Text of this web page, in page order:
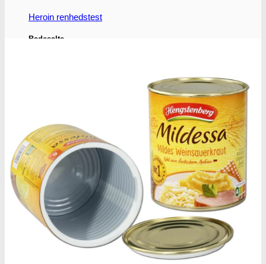
Heroin renhedstest
Badesalte
Benzodiazepiner
Benzoer renhedstest
GHB/Hætter
GHB/Hætter renhedstest